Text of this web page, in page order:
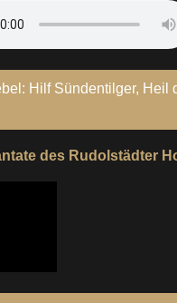
Hilf Sündentilger,
des Rudolstädter